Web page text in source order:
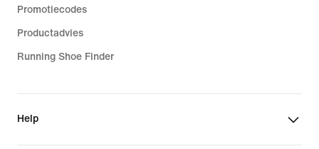
Promotiecodes
Productadvies
Running Shoe Finder
Help